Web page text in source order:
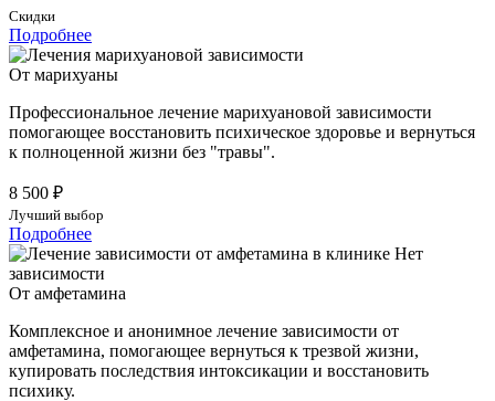
Скидки
Подробнее
От марихуаны
Профессиональное лечение марихуановой зависимости
помогающее восстановить психическое здоровье и вернуться
к полноценной жизни без "травы".
8 500 ₽
Лучший выбор
Подробнее
От амфетамина
Комплексное и анонимное лечение зависимости от
амфетамина, помогающее вернуться к трезвой жизни,
купировать последствия интоксикации и восстановить
психику.